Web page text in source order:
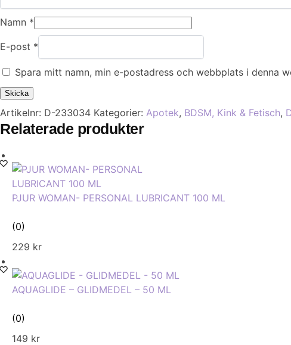
Namn *
E-post *
Spara mitt namn, min e-postadress och webbplats i denna
Artikelnr: D-233034 Kategorier: Apotek, BDSM, Kink & Fetisch,
Relaterade produkter
PJUR WOMAN- PERSONAL LUBRICANT 100 ML
(0)
229 kr
AQUAGLIDE – GLIDMEDEL – 50 ML
(0)
149 kr